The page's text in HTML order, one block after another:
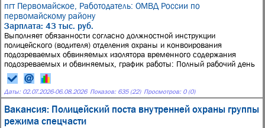
пгт Первомайское, Работодатель: ОМВД России по
первомайскому району
Зарплата: 43 тыс. руб.
Выполняет обязанности согласно должностной инструкции
полицейского (водителя) отделения охраны и конвоирования
подозреваемых обвиняемых изолятора временного содержания
подозреваемых и обвиняемых, график работы: Полный рабочий день
Даты: 02.07.2026-06.08.2026 Показов: 635 (22) Просмотров: 0 (0)
Вакансия: Полицейский поста внутренней охраны группы
режима спецчасти